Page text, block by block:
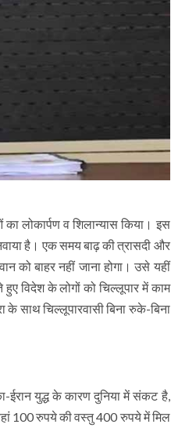
लोकार्पण व शिलान्यास किया। इस
है। एक समय बाढ़ की त्रासदी और
को बाहर नहीं जाना होगा। उसे यहीं
विदेश के लोगों को चिल्लूपार में काम
साथ चिल्लूपारवासी बिना रुके-बिना
ईरान युद्ध के कारण दुनिया में संकट है,
100 रुपये की वस्तु 400 रुपये में मिल